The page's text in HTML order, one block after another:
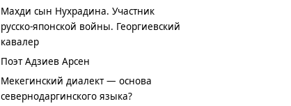
Махди сын Нухрадина. Участник
русско-японской войны. Георгиевский
кавалер
Поэт Адзиев Арсен
Мекегинский диалект — основа
севернодаргинского языка?